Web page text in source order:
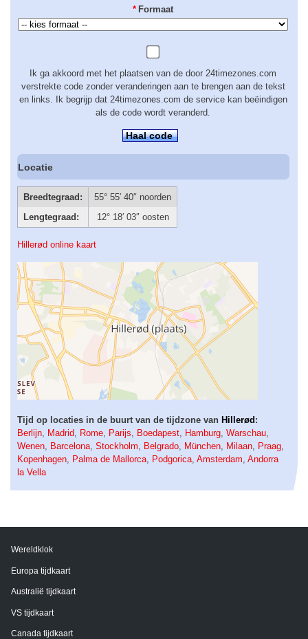
* Formaat
Ik ga akkoord met het plaatsen van de door 24timezones.com
verstrekte code zonder veranderingen aan te brengen aan de tekst
en links. Ik begrijp dat 24timezones.com de service kan beëindigen
als de code wordt veranderd.
Haal code
Locatie
Breedtegraad:
55° 55′ 40″ noorden
Lengtegraad:
12° 18′ 03″ oosten
Hillerød online kaart
Tijd op locaties in de buurt van de tijdzone van Hillerød :
Berlijn
Madrid Rome Parijs Boedapest Hamburg Warschau
Wenen
Barcelona Stockholm Belgrado München Milaan Praag
Kopenhagen
Palma de Mallorca Podgorica Amsterdam Andorra
la Vella
Wereldklok
Europa tijdkaart
Australië tijdkaart
VS tijdkaart
Canada tijdkaart